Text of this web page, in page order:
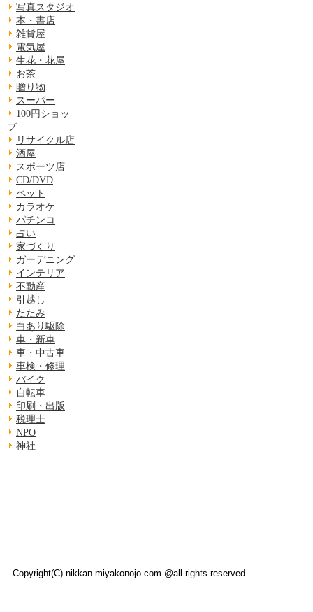
写真スタジオ
本・書店
雑貨屋
電気屋
生花・花屋
お茶
贈り物
スーパー
100円ショッ
プ
リサイクル店
酒屋
スポーツ店
CD/DVD
ペット
カラオケ
パチンコ
占い
家づくり
ガーデニング
インテリア
不動産
引越し
たたみ
白あり駆除
車・新車
車・中古車
車検・修理
バイク
自転車
印刷・出版
税理士
NPO
神社
Copyright(C) nikkan-miyakonojo.com @all rights reserved.